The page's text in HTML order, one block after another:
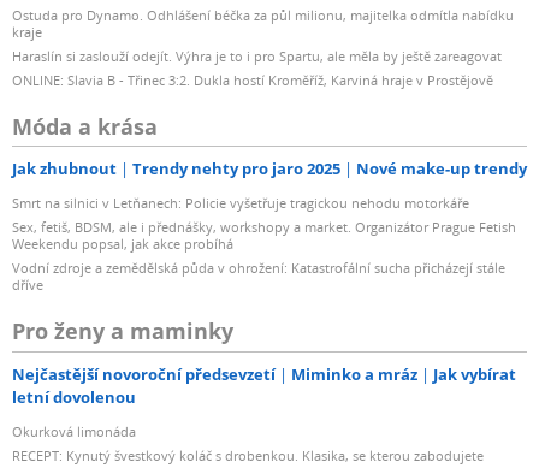
Ostuda pro Dynamo. Odhlášení béčka za půl milionu, majitelka odmítla nabídku
kraje
Haraslín si zaslouží odejít. Výhra je to i pro Spartu, ale měla by ještě zareagovat
ONLINE: Slavia B - Třinec 3:2. Dukla hostí Kroměříž, Karviná hraje v Prostějově
Móda a krása
Jak zhubnout Trendy nehty pro jaro 2025 Nové make-up trendy
Smrt na silnici v Letňanech: Policie vyšetřuje tragickou nehodu motorkáře
Sex, fetiš, BDSM, ale i přednášky, workshopy a market. Organizátor Prague Fetish
Weekendu popsal, jak akce probíhá
Vodní zdroje a zemědělská půda v ohrožení: Katastrofální sucha přicházejí stále
dříve
Pro ženy a maminky
Nejčastější novoroční předsevzetí Miminko a mráz
Jak vybírat
letní dovolenou
Okurková limonáda
RECEPT: Kynutý švestkový koláč s drobenkou. Klasika, se kterou zabodujete